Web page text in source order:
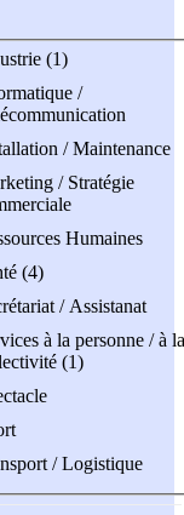
(1)
/
/ Maintenance
/ Stratégie
Humaines
(4)
/ Assistanat
à la personne / à la
(1)
/ Logistique